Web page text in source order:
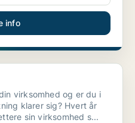
info
virksomhed og er du i
sig? Hvert år
sin virksomhed s...